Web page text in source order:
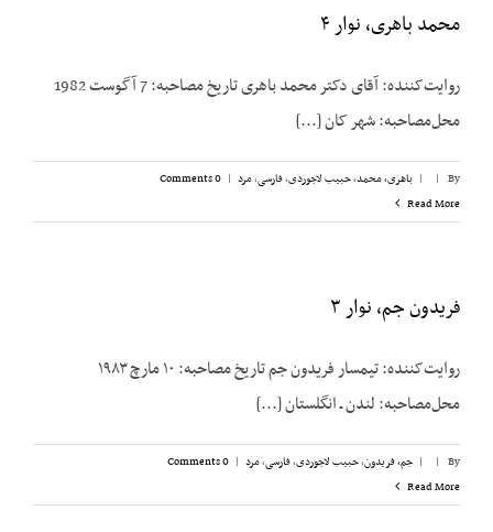
محمد باهری، نوار ۴
روایت‌کننده: آقای دکتر محمد باهری تاریخ مصاحبه: 7 آگوست 1982
محل‌مصاحبه: شهر کان [...]
By
|
| باهری، محمد,حبیب لاجوردی,فارسی,مرد |
0 Comments
Read More
فریدون جم، نوار ۳
روایت‌کننده: تیمسار فریدون جم تاریخ مصاحبه: ۱۰ مارچ ۱۹۸۳
محل‌مصاحبه: لندن ـ انگلستان [...]
By
|
| جم، فریدون,حبیب لاجوردی,فارسی,مرد |
0 Comments
Read More